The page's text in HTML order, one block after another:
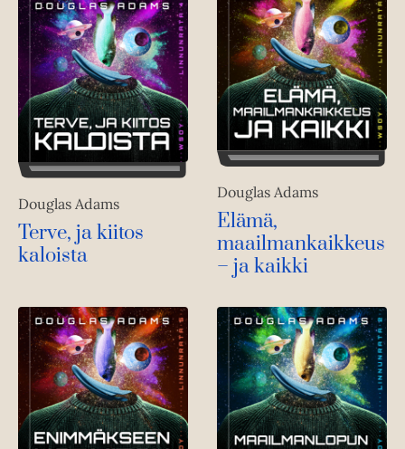
Douglas Adams
Terve, ja kiitos
kaloista
Douglas Adams
Elämä,
maailmankaikkeus
– ja kaikki